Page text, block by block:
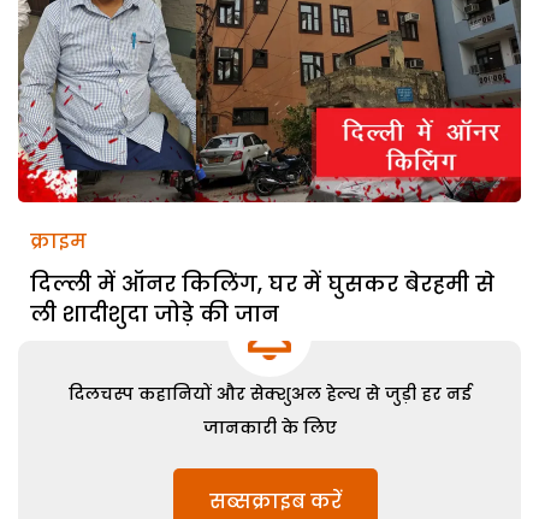
क्राइम
दिल्ली में ऑनर किलिंग, घर में घुसकर बेरहमी से
ली शादीशुदा जोड़े की जान
दिलचस्प कहानियों और सेक्शुअल हेल्थ से जुड़ी हर नई
जानकारी के लिए
सब्सक्राइब करें